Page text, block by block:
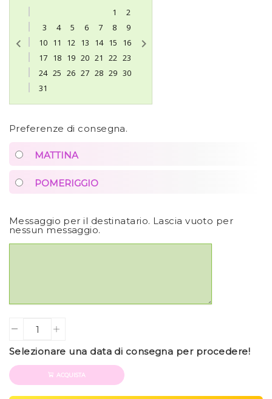
1
2
3
4 5 6 7 8
9
10 11 12 13 14 15
16
17 18 19 20 21 22 23
24 25 26 27 28 29 30
31
Preferenze di consegna.
MATTINA
POMERIGGIO
Messaggio per il destinatario. Lascia vuoto per
nessun messaggio.
Quantity
Selezionare una data di consegna per procedere!
ACQUISTA